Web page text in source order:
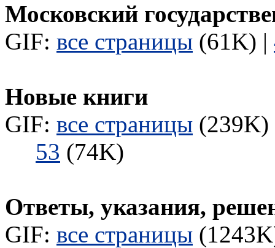
Московский
GIF: все страницы (61K) |
Новые книги
GIF: все страницы
53 (74K)
Ответы, указания,
GIF: все страницы